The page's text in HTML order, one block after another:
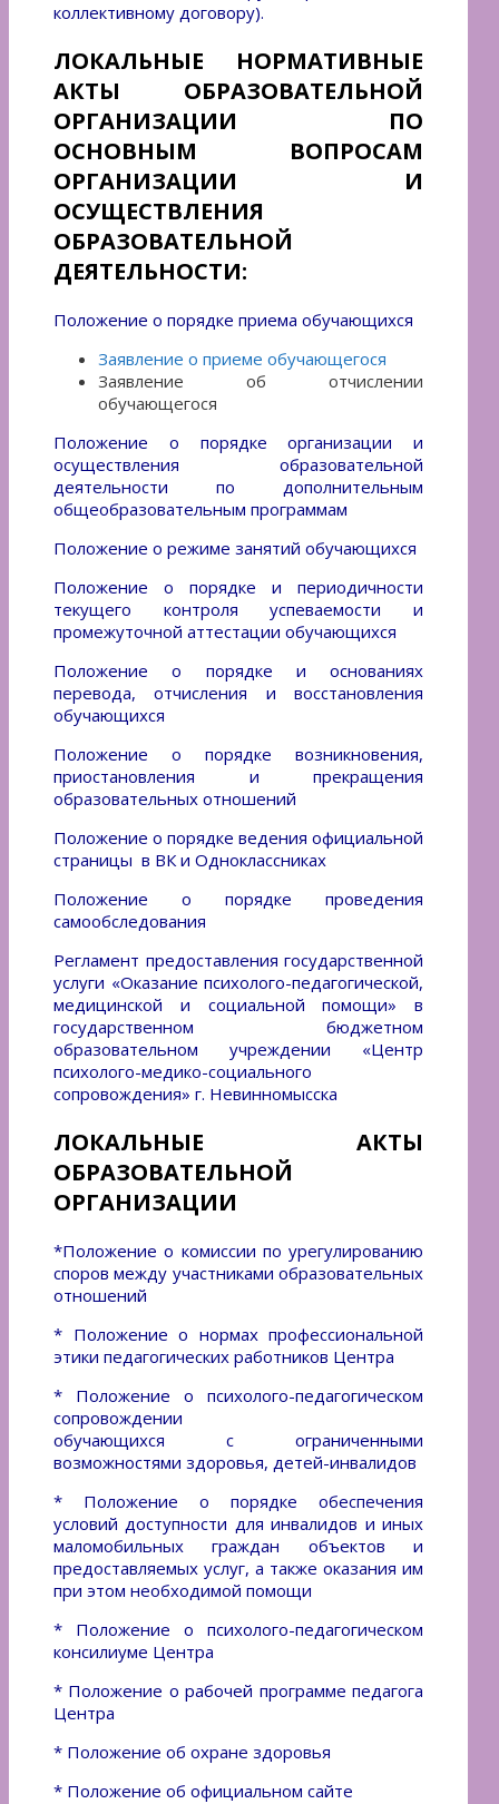
коллективному договору).
ЛОКАЛЬНЫЕ НОРМАТИВНЫЕ
АКТЫ ОБРАЗОВАТЕЛЬНОЙ
ОРГАНИЗАЦИИ ПО
ОСНОВНЫМ ВОПРОСАМ
ОРГАНИЗАЦИИ И
ОСУЩЕСТВЛЕНИЯ
ОБРАЗОВАТЕЛЬНОЙ
ДЕЯТЕЛЬНОСТИ:
Положение о порядке приема обучающихся
Заявление о приеме обучающегося
Заявление об отчислении
обучающегося
Положение о порядке организации и
осуществления образовательной
деятельности по дополнительным
общеобразовательным программам
Положение о режиме занятий обучающихся
Положение о порядке и периодичности
текущего контроля успеваемости и
промежуточной аттестации обучающихся
Положение о порядке и основаниях
перевода, отчисления и восстановления
обучающихся
Положение о порядке возникновения,
приостановления и прекращения
образовательных отношений
Положение о порядке ведения официальной
страницы в ВК и Одноклассниках
Положение о порядке проведения
самообследования
Регламент предоставления государственной
услуги «Оказание психолого-педагогической,
медицинской и социальной помощи» в
государственном бюджетном
образовательном учреждении «Центр
психолого-медико-социального
сопровождения» г. Невинномысска
ЛОКАЛЬНЫЕ АКТЫ
ОБРАЗОВАТЕЛЬНОЙ
ОРГАНИЗАЦИИ
*Положение о комиссии по урегулированию
споров между участниками образовательных
отношений
* Положение о нормах профессиональной
этики педагогических работников Центра
* Положение о психолого-педагогическом
сопровождении
обучающихся с ограниченными
возможностями здоровья, детей-инвалидов
* Положение о порядке обеспечения
условий доступности для инвалидов и иных
маломобильных граждан объектов и
предоставляемых услуг, а также оказания им
при этом необходимой помощи
* Положение о психолого-педагогическом
консилиуме Центра
* Положение о рабочей программе педагога
Центра
* Положение об охране здоровья
* Положение об официальном сайте